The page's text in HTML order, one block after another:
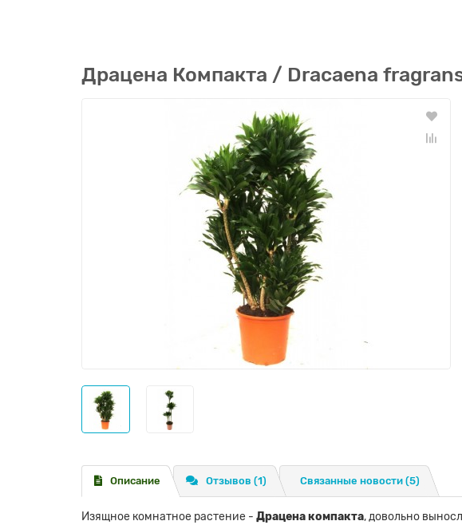
Драцена Компакта / Dracaena
Описание Отзывов (1) Связанные новости (5)
Изящное комнатное растение - Драцена компакта, довольно